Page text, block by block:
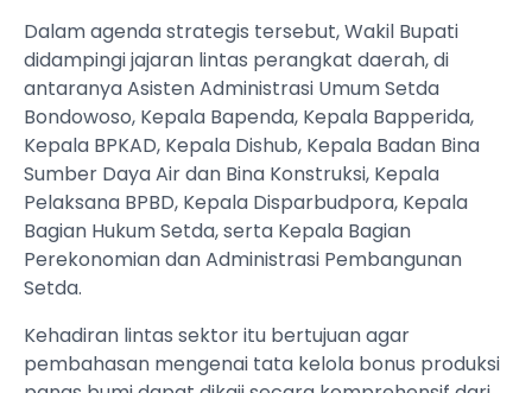
Dalam agenda strategis tersebut, Wakil Bupati
didampingi jajaran lintas perangkat daerah, di
antaranya Asisten Administrasi Umum Setda
Bondowoso, Kepala Bapenda, Kepala Bapperida,
Kepala BPKAD, Kepala Dishub, Kepala Badan Bina
Sumber Daya Air dan Bina Konstruksi, Kepala
Pelaksana BPBD, Kepala Disparbudpora, Kepala
Bagian Hukum Setda, serta Kepala Bagian
Perekonomian dan Administrasi Pembangunan
Setda.
Kehadiran lintas sektor itu bertujuan agar
pembahasan mengenai tata kelola bonus produksi